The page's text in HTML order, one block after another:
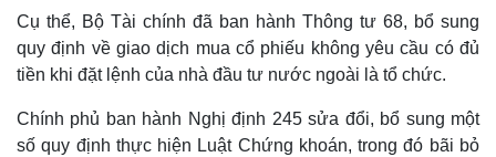
Cụ thể, Bộ Tài chính đã ban hành Thông tư 68, bổ sung
quy định về giao dịch mua cổ phiếu không yêu cầu có đủ
tiền khi đặt lệnh của nhà đầu tư nước ngoài là tổ chức.
Chính phủ ban hành Nghị định 245 sửa đổi, bổ sung một
số quy định thực hiện Luật Chứng khoán, trong đó bãi bỏ